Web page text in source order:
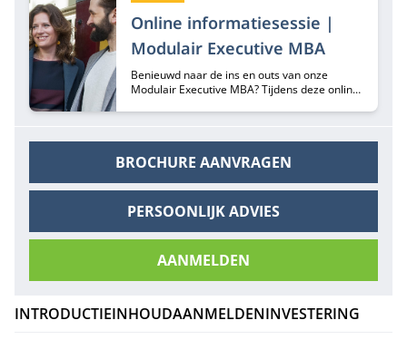
Online informatiesessie |
Modulair Executive MBA
Benieuwd naar de ins en outs van onze
Modulair Executive MBA? Tijdens deze online
BROCHURE AANVRAGEN
PERSOONLIJK ADVIES
AANMELDEN
INTRODUCTIEINHOUDAANMELDENINVESTERING